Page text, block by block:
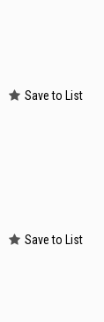
Save to List
Save to List